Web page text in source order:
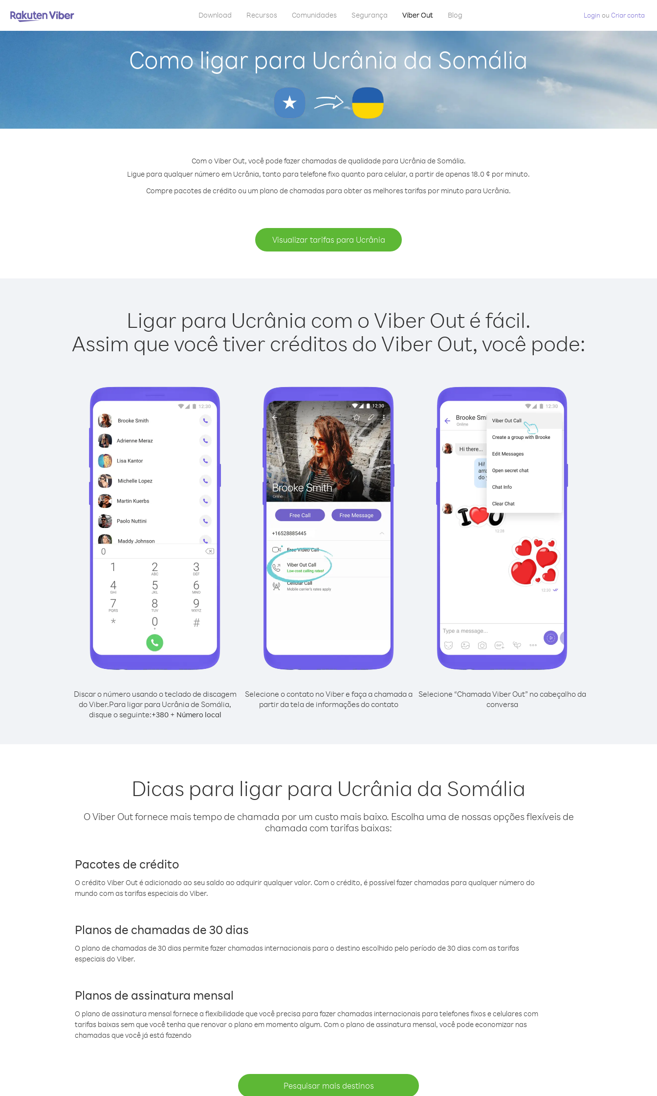
Download Recursos Comunidades Segurança Viber Out Blog Login ou Criar conta
Como ligar para Ucrânia da Somália
Com o Viber Out, você pode fazer chamadas de qualidade para Ucrânia de Somália.
Ligue para qualquer número em Ucrânia, tanto para telefone fixo quanto para celular, a partir de apenas 18.0 ¢ por minuto.
Compre pacotes de crédito ou um plano de chamadas para obter as melhores tarifas por minuto para Ucrânia.
Visualizar tarifas para Ucrânia
Ligar para Ucrânia com o Viber Out é fácil.
Assim que você tiver créditos do Viber Out, você pode:
Discar o número usando o teclado de discagem
do Viber.Para ligar para Ucrânia de Somália,
disque o seguinte:+380+ Número local
Selecione o contato no Viber e faça a chamada a
partir da tela de informações do contato
Selecione “Chamada Viber Out” no cabeçalho da
conversa
Dicas para ligar para Ucrânia da Somália
O Viber Out fornece mais tempo de chamada por um custo mais baixo. Escolha uma de nossas opções flexíveis de
chamada com tarifas baixas:
Pacotes de crédito
O crédito Viber Out é adicionado ao seu saldo ao adquirir qualquer valor. Com o crédito, é possível fazer chamadas para qualquer número do
mundo com as tarifas especiais do Viber.
Planos de chamadas de 30 dias
O plano de chamadas de 30 dias permite fazer chamadas internacionais para o destino escolhido pelo período de 30 dias com as tarifas
especiais do Viber.
Planos de assinatura mensal
O plano de assinatura mensal fornece a flexibilidade que você precisa para fazer chamadas internacionais para telefones fixos e celulares com
tarifas baixas sem que você tenha que renovar o plano em momento algum. Com o plano de assinatura mensal, você pode economizar nas
chamadas que você já está fazendo
Pesquisar mais destinos